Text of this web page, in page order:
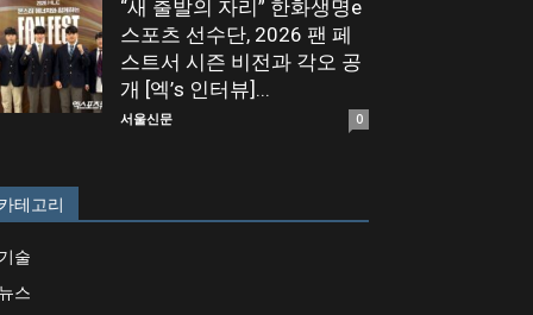
“새 출발의 자리” 한화생명e
스포츠 선수단, 2026 팬 페
스트서 시즌 비전과 각오 공
개 [엑’s 인터뷰]...
서울신문 0
테고리
술
스